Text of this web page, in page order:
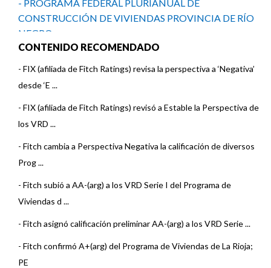
- PROGRAMA FEDERAL PLURIANUAL DE
CONSTRUCCIÓN DE VIVIENDAS PROVINCIA DE RÍO
NEGRO
CONSTRUCCIÓN DE VIVIENDAS PROVINCIA DE SAN
JUAN
CONTENIDO RECOMENDADO
- FIX (afiliada de Fitch Ratings) revisa la perspectiva a ‘Negativa’
desde ‘E ...
- FIX (afiliada de Fitch Ratings) revisó a Estable la Perspectiva de
los VRD ...
- Fitch cambia a Perspectiva Negativa la calificación de diversos
Prog ...
- Fitch subió a AA-(arg) a los VRD Serie I del Programa de
Viviendas d ...
- Fitch asignó calificación preliminar AA-(arg) a los VRD Serie ...
- Fitch confirmó A+(arg) del Programa de Viviendas de La Rioja;
PE